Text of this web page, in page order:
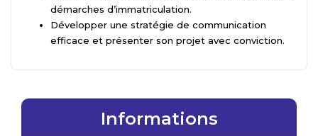
démarches d’immatriculation.
Développer une stratégie de communication
efficace et présenter son projet avec conviction.
Informations